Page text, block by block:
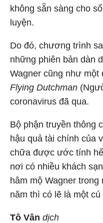
không sẵn sàng cho
luyện.
Do đó, chương trình
những phiên bản dàn
Wagner cũng như
Flying Dutchman
coronavirus đã qua.
Bộ phận truyền thông
hậu quả tài chính của
chữa được ước tính
nơi có nhiều khách
hâm mộ Wagner
năm thì có lẽ là một
Tô Vân dịch